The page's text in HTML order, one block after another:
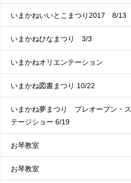
いまかねいいとこまつり2017 8/13
いまかねひなまつり 3/3
いまかねオリエンテーション
いまかね図書まつり 10/22
いまかね夢まつり プレオープン・ス
テージショー 6/19
お琴教室
お琴教室